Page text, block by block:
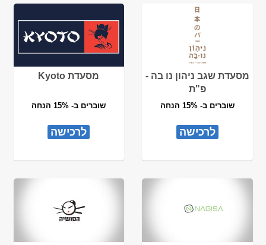
מסעדת שגב ניהון נו בה -
פ"ת
שוברים ב- 15% הנחה
לרכישה
מסעדת Kyoto
שוברים ב- 15% הנחה
לרכישה